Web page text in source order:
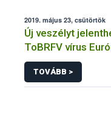
2019. május 23, csütörtök
Új veszélyt
ToBRFV vírus
TOVÁBB >